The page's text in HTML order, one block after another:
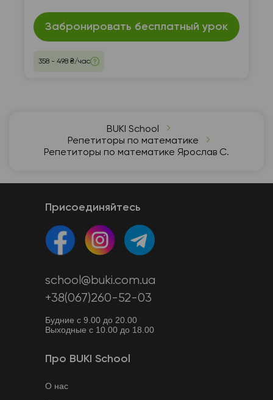
Забронировать бесплатный урок
358 - 498 ₴/час
BUKI School
Репетиторы по математике
Репетиторы по математике Ярослав С.
Присоединяйтесь
school@buki.com.ua
+38(067)260-52-03
Будние с 9.00 до 20.00
Выходные с 10.00 до 18.00
Про BUKI School
О нас